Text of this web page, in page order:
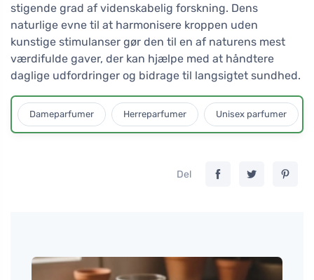
stigende grad af videnskabelig forskning. Dens
naturlige evne til at harmonisere kroppen uden
kunstige stimulanser gør den til en af naturens mest
værdifulde gaver, der kan hjælpe med at håndtere
daglige udfordringer og bidrage til langsigtet sundhed.
Dameparfumer Herreparfumer Unisex parfumer
Del